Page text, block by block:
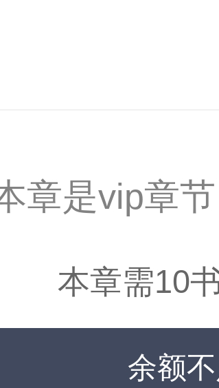
章是vip章
本章需10
余额